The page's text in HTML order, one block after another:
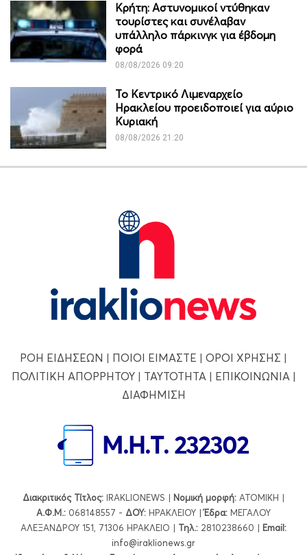
Κρήτη: Αστυνομικοί ντύθηκαν
τουρίστες και συνέλαβαν
υπάλληλο πάρκινγκ για έβδομη
φορά
08/08/2026 09:20
Το Κεντρικό Λιμεναρχείο
Ηρακλείου προειδοποιεί για αύριο
Κυριακή
08/08/2026 21:20
ΡΟΗ ΕΙΔΗΣΕΩΝ | ΠΟΙΟΙ ΕΙΜΑΣΤΕ | ΟΡΟΙ ΧΡΗΣΗΣ |
ΠΟΛΙΤΙΚΗ ΑΠΟΡΡΗΤΟΥ| ΤΑΥΤΟΤΗΤΑ| ΕΠΙΚΟΙΝΩΝΙΑ|
ΔΙΑΦΗΜΙΣΗ
Διακριτικός Τίτλος: IRAKLIONEWS | Νομική μορφή: ΑΤΟΜΙΚΗ |
Α.Φ.Μ.: 068148557 - ΔΟΥ: ΗΡΑΚΛΕΙΟΥ |Έδρα: ΜΕΓΑΛΟΥ
ΑΛΕΞΑΝΔΡΟΥ 151, 71306 ΗΡΑΚΛΕΙΟ | Τηλ.: 2810238660 | Εmail:
info@iraklionews.gr